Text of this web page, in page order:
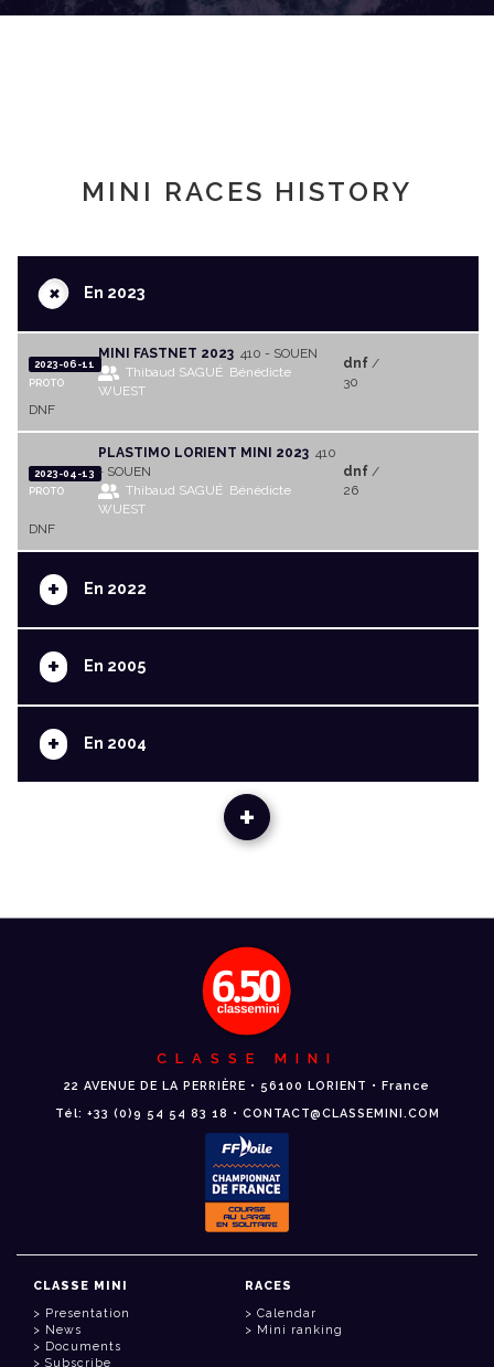
MINI RACES HISTORY
+En 2023
2023-06-11
PROTO
MINI FASTNET 2023 410 - SOUEN
Thibaud SAGUÉ Bénédicte
WUEST
dnf/
30
DNF
2023-04-13
PROTO
PLASTIMO LORIENT MINI 2023 410
- SOUEN
Thibaud SAGUÉ Bénédicte
WUEST
dnf/
26
DNF
+ En 2022
+ En 2005
+ En 2004
+
CLASSE MINI
22 AVENUE DE LA PERRIÈRE • 56100 LORIENT • France
Tél: +33 (0)9 54 54 83 18 • CONTACT@CLASSEMINI.COM
CLASSE MINI
Presentation
News
Documents
Subscribe
RACES
Calendar
Mini ranking